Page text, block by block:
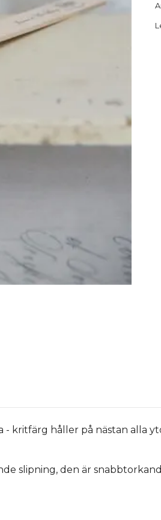
kritfärg håller på nästan alla
slipning, den är